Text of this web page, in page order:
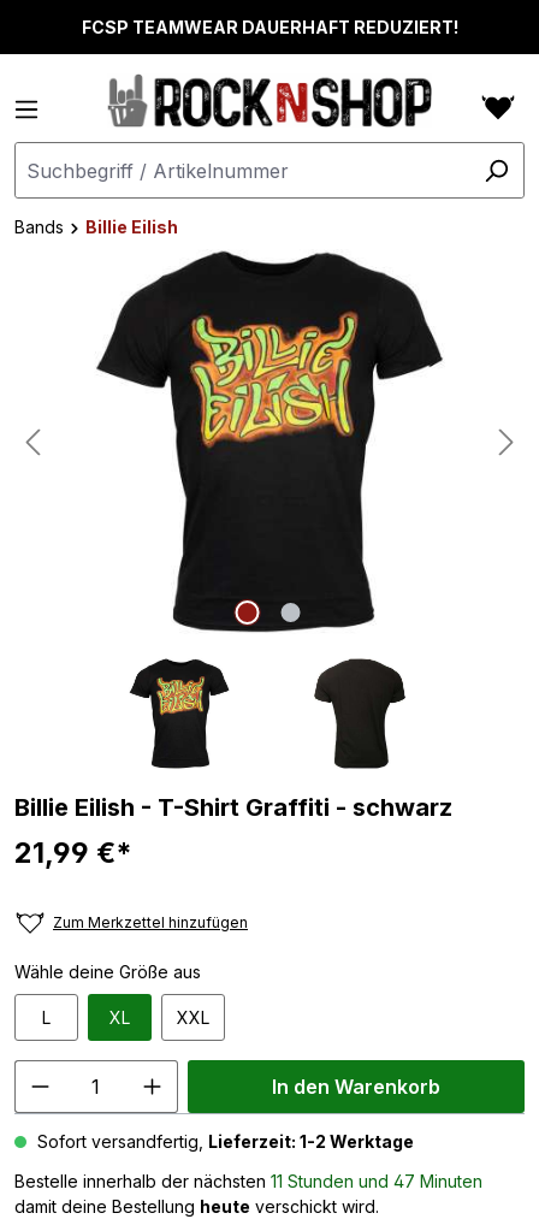
springenFCSP TEAMWEAR DAUERHAFT REDUZIERT!
Bands
Billie Eilish
Bildergalerie überspringen
Billie Eilish - T-Shirt Graffiti - schwarz
21,99 €*
Zum Merkzettel hinzufügen
Wähle deine Größe aus
L XL XXL
In den Warenkorb
Sofort versandfertig, Lieferzeit: 1-2 Werktage
Bestelle innerhalb der nächsten 11 Stunden und 47 Minuten
damit deine Bestellung heute verschickt wird.